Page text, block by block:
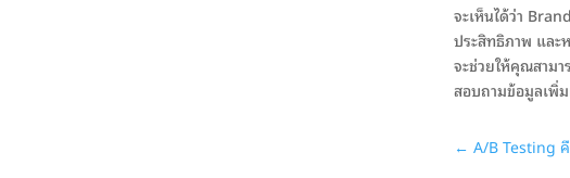
จะเห็นได้ว่า
ประสิทธิภาพ และ
จะช่วยให้คุณสาม
สอบถามข้อมูลเพิ่
← A/B Testing